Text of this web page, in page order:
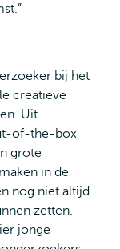
bij het
creatieve
Uit
of-the-box
grote
in de
nog niet altijd
zetten.
jonge